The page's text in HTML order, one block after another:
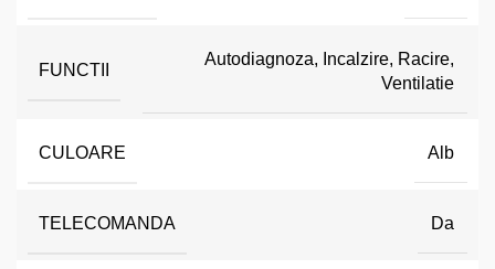
FUNCTII
Autodiagnoza, Incalzire, Racire,
Ventilatie
CULOARE Alb
TELECOMANDA Da